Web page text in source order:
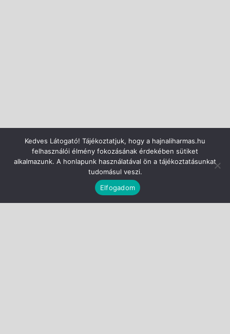
CC-BY-NC-ND
Nevezd meg!Ne add el!Ne változtasd!
Kedves Látogató! Tájékoztatjuk, hogy a hajnaliharmas.hu
felhasználói élmény fokozásának érdekében sütiket
alkalmazunk. A honlapunk használatával ön a tájékoztatásunkat
tudomásul veszi.
Elfogadom